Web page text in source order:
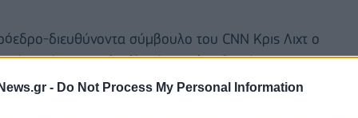
- Do Not Process My Personal Information
διευθύνοντα σύμβουλο του CNN Κρις Λιχτ ο
έπειτα από μόλις ένα χρόνο θητείας, με
την αντιπαράθεση για μια εκπομπή που
Τραμπ, το φαβορί για το χρίσμα των